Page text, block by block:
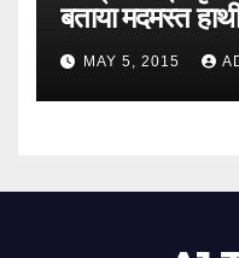
बताया मदमस्त हाथी
MAY 5, 2015